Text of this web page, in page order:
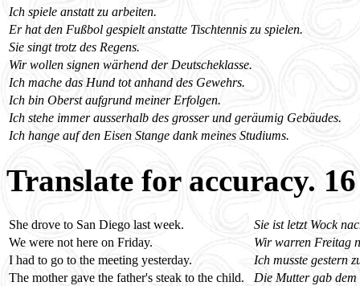
Ich spiele anstatt zu arbeiten.
Er hat den Fußbol gespielt anstatte Tischtennis zu spielen.
Sie singt trotz des Regens.
Wir wollen signen wärhend der Deutscheklasse.
Ich mache das Hund tot anhand des Gewehrs.
Ich bin Oberst aufgrund meiner Erfolgen.
Ich stehe immer ausserhalb des grosser und geräumig Gebäudes.
Ich hange auf den Eisen Stange dank meines Studiums.
Translate for accuracy.
She drove to San Diego last week.
Sie ist letzt Wock
We were not here on Friday.
Wir warren Freitag
I had to go to the meeting yesterday.
Ich musste gestern
The mother gave the father's steak to the child.
Die Mutter gab dem